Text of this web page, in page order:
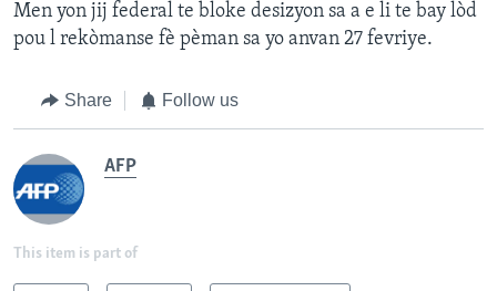
Men yon jij federal te bloke desizyon sa a e li te bay lòd
pou l rekòmanse fè pèman sa yo anvan 27 fevriye.
Share Follow us
AFP
This item is part of